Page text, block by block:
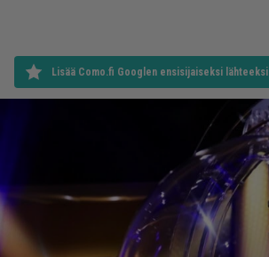
Lisää Como.fi Googlen ensisijaiseksi lähteeksi